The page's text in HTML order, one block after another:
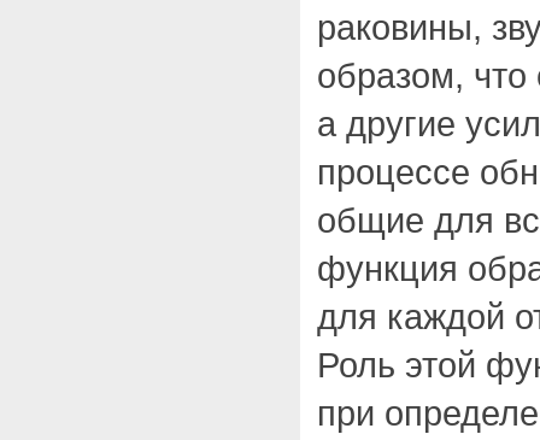
раковины,
образом, что
а другие
процессе
общие для
функция
для каждой
Роль этой
при